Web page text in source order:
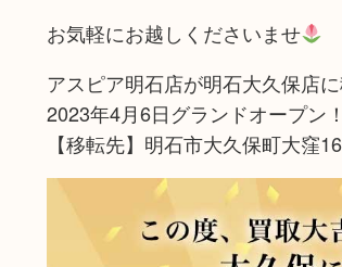
お気軽にお越しくださいませ
アスピア明石店が明石大久保店
2023年4月6日グランドオープン！
【移転先】明石市大久保町大窪